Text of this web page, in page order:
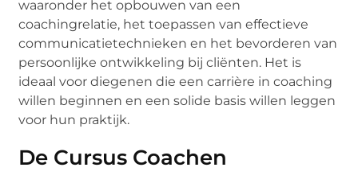
waaronder het opbouwen van een
coachingrelatie, het toepassen van effectieve
communicatietechnieken en het bevorderen van
persoonlijke ontwikkeling bij cliënten. Het is
ideaal voor diegenen die een carrière in coaching
willen beginnen en een solide basis willen leggen
voor hun praktijk.
De Cursus Coachen